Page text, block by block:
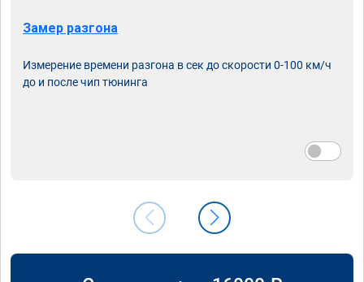
Замер разгона
Измерение времени разгона в сек до скорости 0-100 км/ч
до и после чип тюнинга